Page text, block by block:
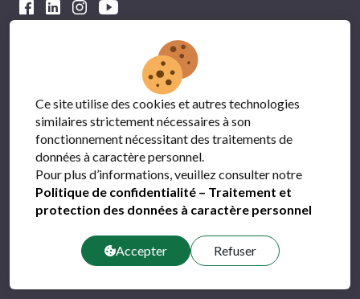
Avec le soutien financier du
FAQ
Contact
Ce site utilise des cookies et autres technologies
similaires strictement nécessaires à son
fonctionnement nécessitant des traitements de
données à caractère personnel.
Pour plus d’informations, veuillez consulter notre
Politique de confidentialité – Traitement et
protection des données à caractère personnel
Accepter Refuser